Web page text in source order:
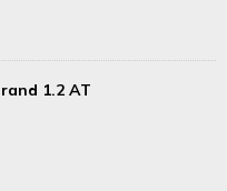
1.2 AT